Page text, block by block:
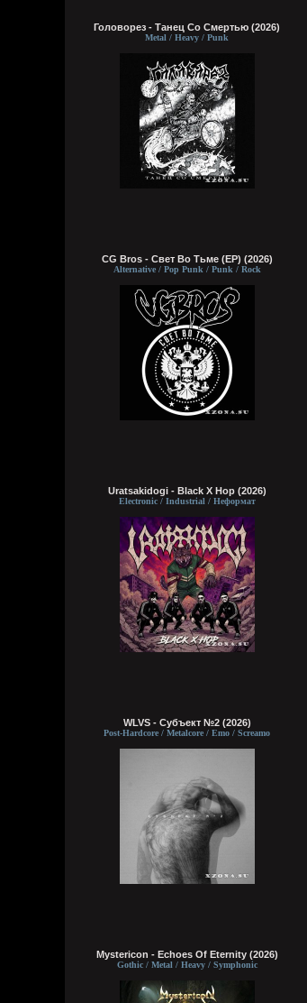
Головорез - Tанец Со Смертью (2026)
Metal / Heavy / Punk
CG Bros - Свет Во Тьме (EP) (2026)
Alternative / Pop Punk / Punk / Rock
Uratsakidogi - Black X Hop (2026)
Electronic / Industrial / Неформат
WLVS - Субъект №2 (2026)
Post-Hardcore / Metalcore / Emo / Screamo
Mystericon - Echoes Of Eternity (2026)
Gothic / Metal / Heavy / Symphonic